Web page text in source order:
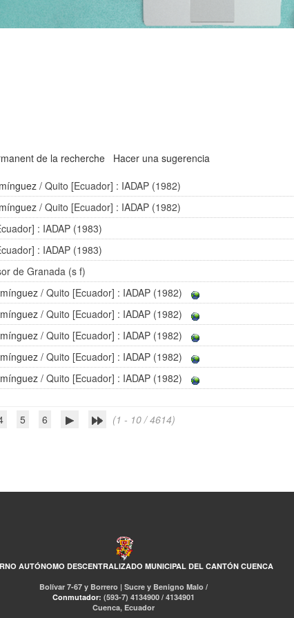
de la recherche
Hacer una sugerencia
/ Quito [Ecuador] : IADAP (1982)
/ Quito [Ecuador] : IADAP (1982)
: IADAP (1983)
: IADAP (1983)
de Granada (s f)
/ Quito [Ecuador] : IADAP (1982)
/ Quito [Ecuador] : IADAP (1982)
/ Quito [Ecuador] : IADAP (1982)
/ Quito [Ecuador] : IADAP (1982)
/ Quito [Ecuador] : IADAP (1982)
5 6 (1 - 10 / 4614)
AUTÓNOMO DESCENTRALIZADO MUNICIPAL DEL CANTÓN CUENCA
Bolívar 7-67 y Borrero | Sucre y Benigno Malo /
Conmutador: (593-7) 4134900 / 4134901
Cuenca, Ecuador